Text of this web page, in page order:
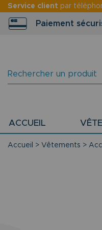
Service client par
Paiement
ACCUEIL
Accueil > Vêtements >